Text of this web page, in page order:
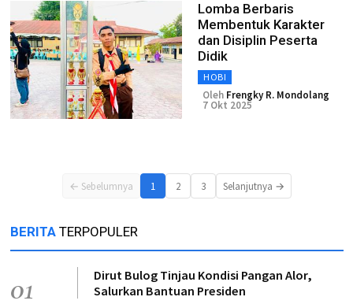
Lomba Berbaris
Membentuk Karakter
dan Disiplin Peserta
Didik
HOBI
Oleh Frengky R. Mondolang
7 Okt 2025
← Sebelumnya 1 2 3 Selanjutnya →
BERITA TERPOPULER
01
Dirut Bulog Tinjau Kondisi Pangan Alor,
Salurkan Bantuan Presiden